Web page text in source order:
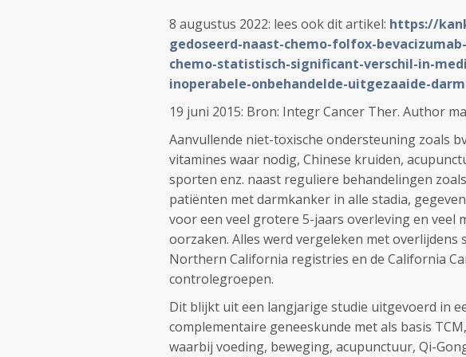
8 augustus 2022: lees ook dit artikel: https://
gedoseerd-naast-chemo-folfox-
chemo-statistisch-significant-verschil-in-
inoperabele-onbehandelde-uitgezaaide-
19 juni 2015: Bron: Integr Cancer Ther. Author
Aanvullende niet-toxische ondersteuning zoals
vitamines waar nodig, Chinese kruiden,
sporten enz. naast reguliere behandelingen
patiënten met darmkanker in alle stadia,
voor een veel grotere 5-jaars overleving en veel
oorzaken. Alles werd vergeleken met
Northern California registries en de California
controlegroepen.
Dit blijkt uit een langjarige studie uitgevoerd in
complementaire geneeskunde met als basis
waarbij voeding, beweging, acupunctuur, Qi-